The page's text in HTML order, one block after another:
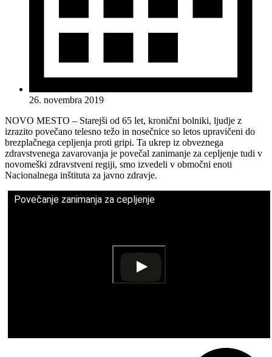
26. novembra 2019
NOVO MESTO – Starejši od 65 let, kronični bolniki, ljudje z
izrazito povečano telesno težo in nosečnice so letos upravičeni do
brezplačnega cepljenja proti gripi. Ta ukrep iz obveznega
zdravstvenega zavarovanja je povečal zanimanje za cepljenje tudi v
novomeški zdravstveni regiji, smo izvedeli v območni enoti
Nacionalnega inštituta za javno zdravje.
Povečanje zanimanja za cepljenje